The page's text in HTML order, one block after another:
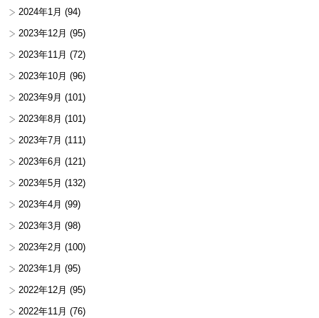
2024年1月 (94)
2023年12月 (95)
2023年11月 (72)
2023年10月 (96)
2023年9月 (101)
2023年8月 (101)
2023年7月 (111)
2023年6月 (121)
2023年5月 (132)
2023年4月 (99)
2023年3月 (98)
2023年2月 (100)
2023年1月 (95)
2022年12月 (95)
2022年11月 (76)